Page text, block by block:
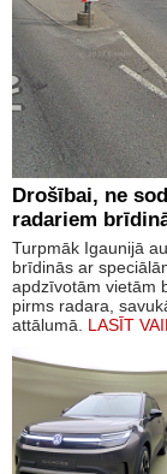
Drošībai, ne
radariem
Turpmāk Igaunijā
brīdinās ar
apdzīvotām vietām
pirms radara,
attālumā. LASĪT